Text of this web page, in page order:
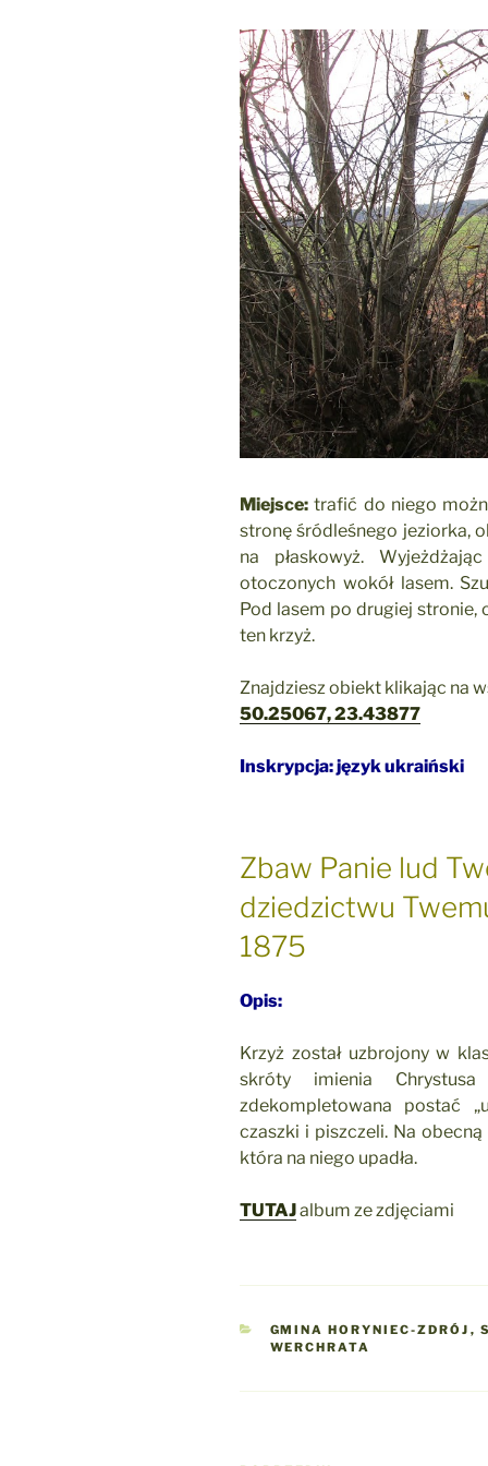
Miejsce: trafić do niego
stronę śródleśnego jeziorka,
na płaskowyż.
otoczonych wokół lasem.
Pod lasem po drugiej
ten krzyż.
Znajdziesz obiekt klikając na
50.25067, 23.43877
Inskrypcja: język ukraiński
Zbaw Panie lud
dziedzictwu
1875
Opis:
Krzyż został uzbrojony w
skróty imienia
zdekompletowana postać
czaszki i piszczeli. Na obecną
która na niego upadła.
TUTAJalbum ze zdjęciami
KATEGORIE
GMINA HORYNIEC-ZDRÓJ ,
WERCHRATA